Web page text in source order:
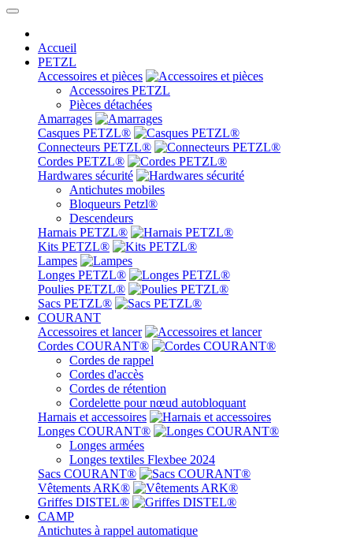
Accueil
PETZL
Accessoires et pièces
Accessoires PETZL
Pièces détachées
Amarrages
Casques PETZL®
Connecteurs PETZL®
Cordes PETZL®
Hardwares sécurité
Antichutes mobiles
Bloqueurs Petzl®
Descendeurs
Harnais PETZL®
Kits PETZL®
Lampes
Longes PETZL®
Poulies PETZL®
Sacs PETZL®
COURANT
Accessoires et lancer
Cordes COURANT®
Cordes de rappel
Cordes d'accès
Cordes de rétention
Cordelette pour nœud autobloquant
Harnais et accessoires
Longes COURANT®
Longes armées
Longes textiles Flexbee 2024
Sacs COURANT®
Vêtements ARK®
Griffes DISTEL®
CAMP
Antichutes à rappel automatique